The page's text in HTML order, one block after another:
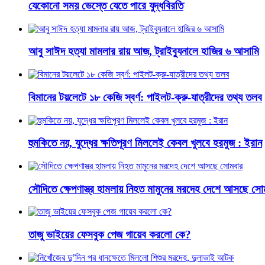
যেকোনো সময় ভেস্তে যেতে পারে যুদ্ধবিরতি
আবু সাঈদ হত্যা মামলার রায় আজ, ট্রাইব্যুনালে হাজির ৬ আসামি
বিমানের টয়লেটে ১৮ কেজি স্বর্ণ: পাইলট-ক্রু-যাত্রীদের তথ্য তলব
হুমকিতে নয়, যুদ্ধের ক্ষতিপূরণ মিললেই কেবল খুলবে হরমুজ : ইরান
সৌদিতে ক্ষেপণাস্ত্র হামলায় নিহত মামুনের মরদেহ দেশে আসছে
‌তাজু ভাইয়ের ফেসবুক পেজ গায়েব করলো কে?